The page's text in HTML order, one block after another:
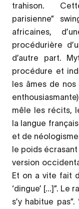
trahison.
parisienne”
africaines,
procédurière
d’autre part.
procédure et
les âmes de
mêle les récits,
la langue
et de
le poids
version
Et on a vite fait
‘dingue’ [...]”. Le
s’y habitue